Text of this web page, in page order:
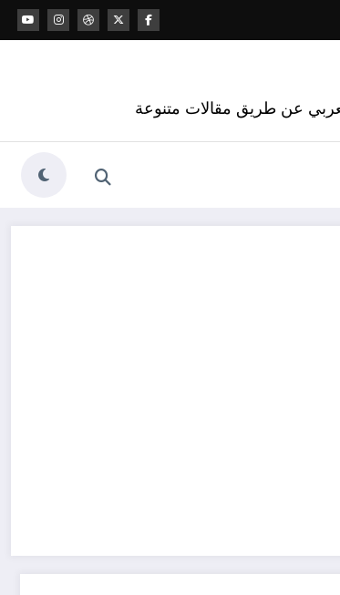
عن طريق مقالات متنوعة